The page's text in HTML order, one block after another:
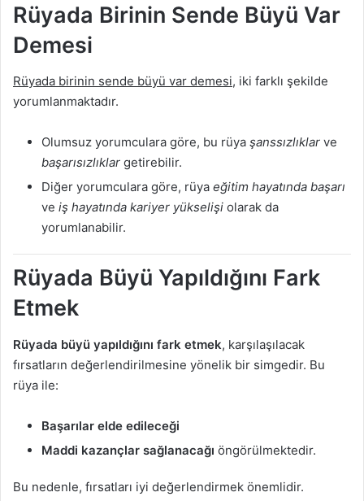
Rüyada Birinin Sende Büyü Var
Demesi
Rüyada birinin sende büyü var demesi, iki farklı şekilde
yorumlanmaktadır.
Olumsuz yorumculara göre, bu rüya şanssızlıklar ve
başarısızlıklar getirebilir.
Diğer yorumculara göre, rüya eğitim hayatında başarı
ve iş hayatında kariyer yükselişi olarak da
yorumlanabilir.
Rüyada Büyü Yapıldığını Fark
Etmek
Rüyada büyü yapıldığını fark etmek, karşılaşılacak
fırsatların değerlendirilmesine yönelik bir simgedir. Bu
rüya ile:
Başarılar elde edileceği
Maddi kazançlar sağlanacağı öngörülmektedir.
Bu nedenle, fırsatları iyi değerlendirmek önemlidir.